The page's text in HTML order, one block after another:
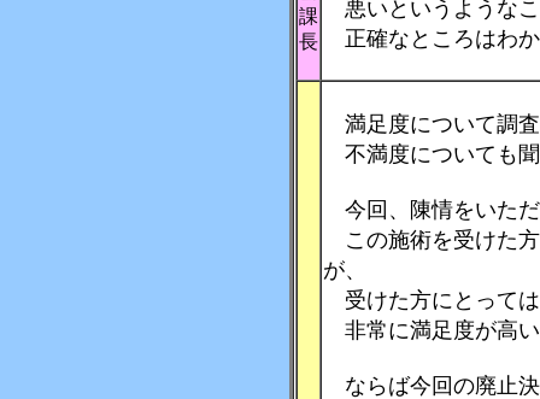
課
長
悪いというような
正確なところはわ
満足度について調
不満度についても
今回、陳情をいた
この施術を受けた
が、
受けた方にとっては
非常に満足度が高
ならば今回の廃止